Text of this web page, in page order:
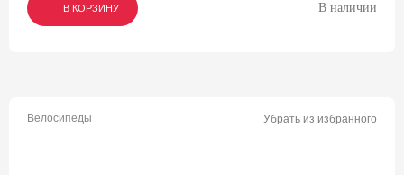
В КОРЗИНУ
В КОРЗИНУ
В КОРЗИНУ В наличии
Велосипеды Убрать из избранного